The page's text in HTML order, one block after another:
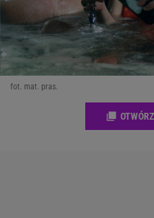
fot. mat. pras.